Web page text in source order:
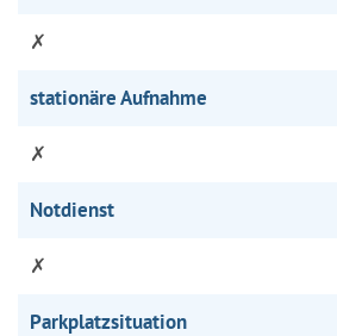
✗
stationäre Aufnahme
✗
Notdienst
✗
Parkplatzsituation